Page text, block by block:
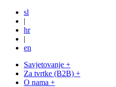
sl
|
hr
|
en
Savjetovanje +
Za tvrtke (B2B) +
O nama +